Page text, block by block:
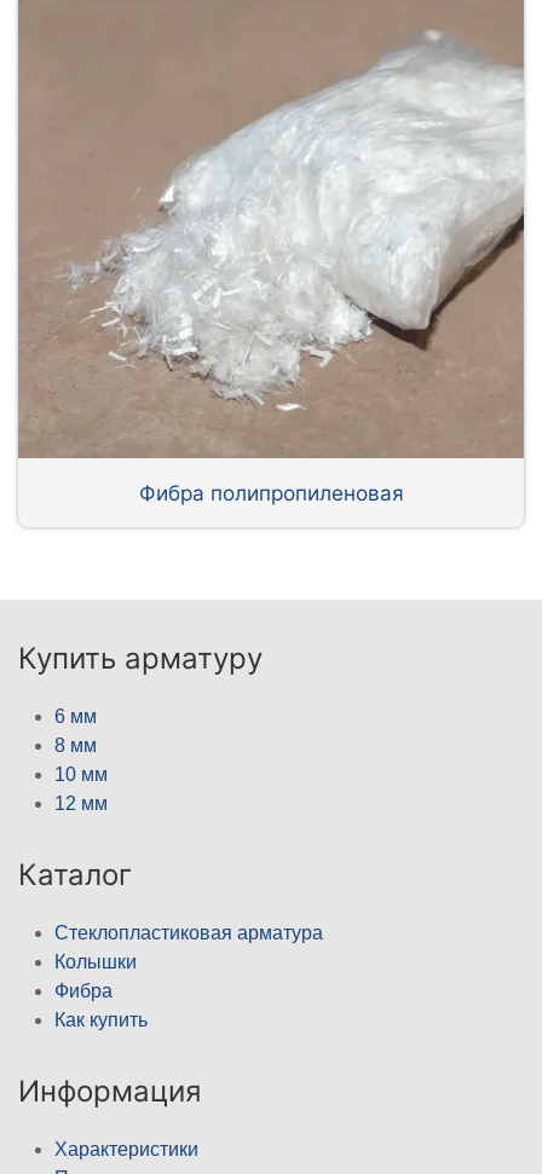
Фибра полипропиленовая
Купить арматуру
6 мм
8 мм
10 мм
12 мм
Каталог
Стеклопластиковая арматура
Колышки
Фибра
Как купить
Информация
Характеристики